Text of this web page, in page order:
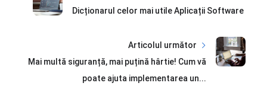
Dicționarul celor mai utile Aplicații Software
Articolul următor
Mai multă siguranță, mai puțină hârtie! Cum vă
poate ajuta implementarea un...